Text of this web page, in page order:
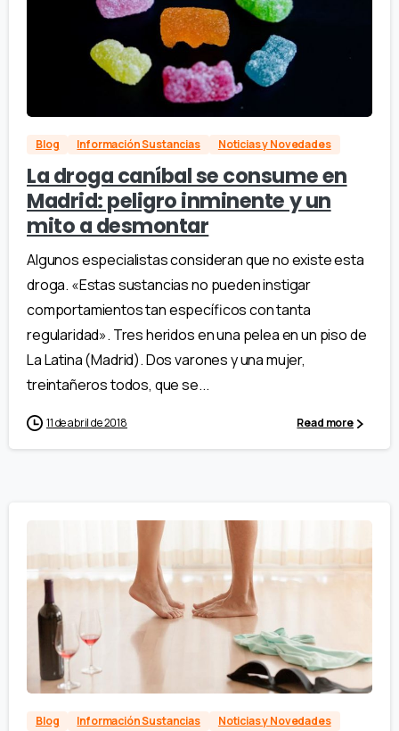
Blog Información Sustancias Noticias y Novedades
La droga caníbal se consume en
Madrid: peligro inminente y un
mito a desmontar
Algunos especialistas consideran que no existe esta
droga. «Estas sustancias no pueden instigar
comportamientos tan específicos con tanta
regularidad». Tres heridos en una pelea en un piso de
La Latina (Madrid). Dos varones y una mujer,
treintañeros todos, que se...
11 de abril de 2018 Read more
Blog Información Sustancias Noticias y Novedades